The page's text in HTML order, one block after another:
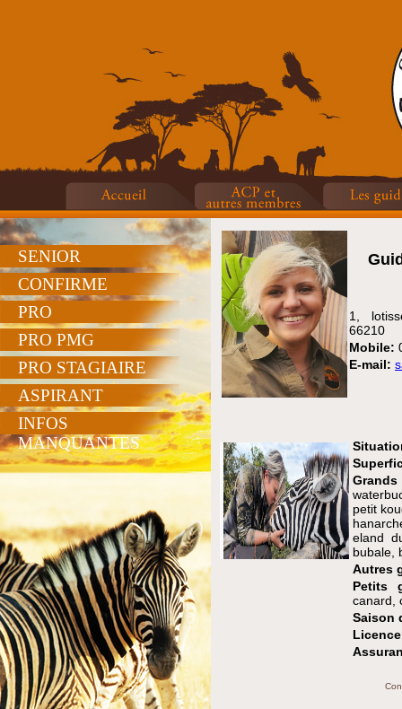
SENIOR
CONFIRME
PRO
PRO PMG
PRO STAGIAIRE
ASPIRANT
INFOS
MANQUANTES
1,
66210
Mobile:
E-mail:
petit
eland
bubale,
Autres
Petits
canard,
Saison